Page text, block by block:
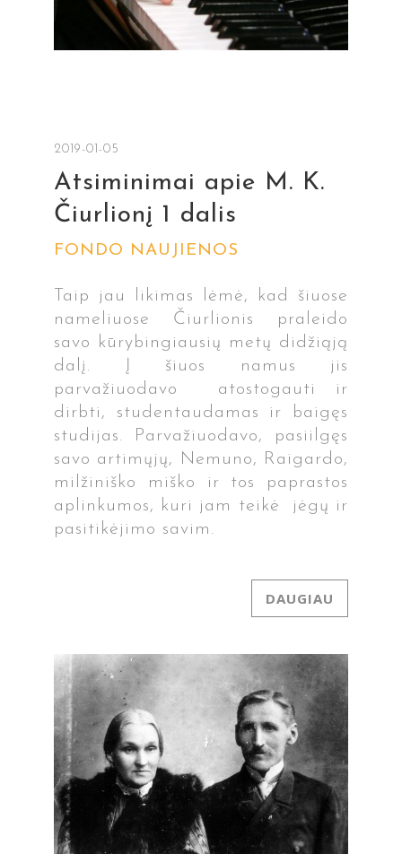
2019-01-05
Atsiminimai apie M. K.
Čiurlionį 1 dalis
FONDO NAUJIENOS
Taip jau likimas lėmė, kad šiuose
nameliuose Čiurlionis praleido
savo kūrybingiausių metų didžiąją
dalį. Į šiuos namus jis
parvažiuodavo atostogauti ir
dirbti, studentaudamas ir baigęs
studijas. Parvažiuodavo, pasiilgęs
savo artimųjų, Nemuno, Raigardo,
milžiniško miško ir tos paprastos
aplinkumos, kuri jam teikė jėgų ir
pasitikėjimo savim.
DAUGIAU